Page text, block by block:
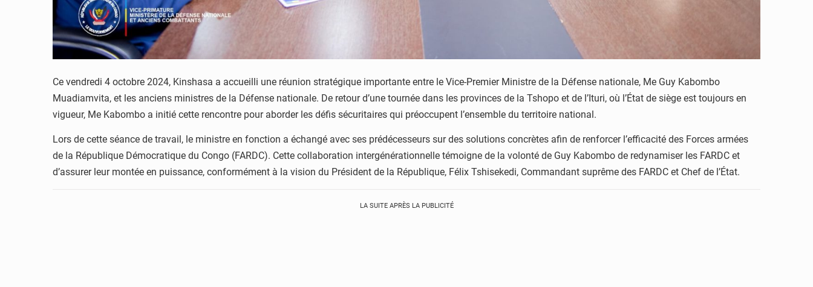
Ce vendredi 4 octobre 2024, Kinshasa a accueilli une réunion stratégique importante entre le Vice-Premier Ministre de la Défense nationale, Me Guy Kabombo
Muadiamvita, et les anciens ministres de la Défense nationale. De retour d’une tournée dans les provinces de la Tshopo et de l’Ituri, où l’État de siège est toujours en
vigueur, Me Kabombo a initié cette rencontre pour aborder les défis sécuritaires qui préoccupent l’ensemble du territoire national.
Lors de cette séance de travail, le ministre en fonction a échangé avec ses prédécesseurs sur des solutions concrètes afin de renforcer l’efficacité des Forces armées
de la République Démocratique du Congo (FARDC). Cette collaboration intergénérationnelle témoigne de la volonté de Guy Kabombo de redynamiser les FARDC et
d’assurer leur montée en puissance, conformément à la vision du Président de la République, Félix Tshisekedi, Commandant suprême des FARDC et Chef de l’État.
LA SUITE APRÈS LA PUBLICITÉ